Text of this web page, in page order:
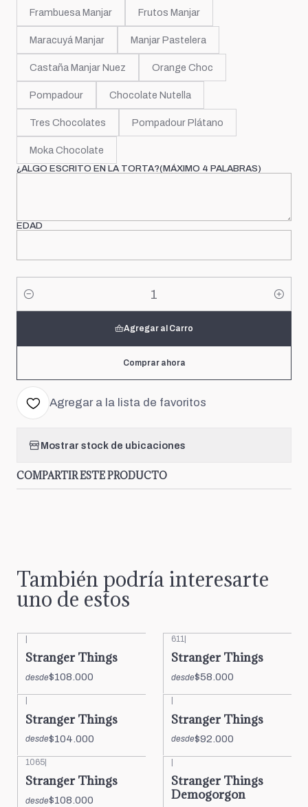
Frambuesa Manjar Frutos Manjar
Maracuyá Manjar Manjar Pastelera
Castaña Manjar Nuez Orange Choc
Pompadour Chocolate Nutella
Tres Chocolates Pompadour Plátano
Moka Chocolate
¿ALGO ESCRITO EN LA TORTA?(MÁXIMO 4 PALABRAS)
EDAD
Cantidad
Agregar al Carro
Comprar ahora
Agregar a la lista de favoritos
Mostrar stock de ubicaciones
COMPARTIR ESTE PRODUCTO
También podría interesarte
uno de estos
Stranger Things
desde$108.000
611
Stranger Things
desde$58.000
Stranger Things
desde$104.000
Stranger Things
desde$92.000
1065|
Stranger Things
desde$108.000
|
Stranger Things
Demogorgon